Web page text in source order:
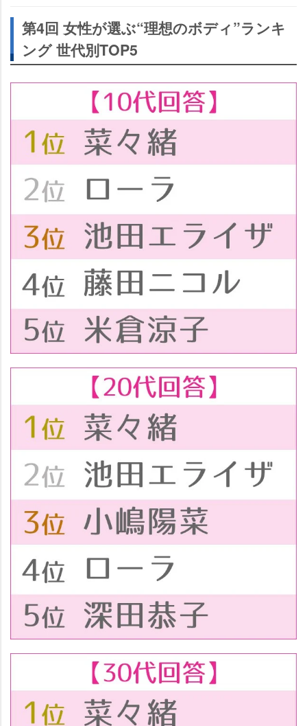
第4回 女性が選ぶ“理想のボディ”ランキ
ング 世代別TOP5